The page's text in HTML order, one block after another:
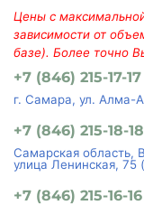
Цены с
зависимости от
базе). Более точно
+7 (846) 215-17-17
г. Самара, ул. Алма-
+7 (846) 215-18-18
Самарская область,
улица Ленинская, 75
+7 (846) 215-16-16